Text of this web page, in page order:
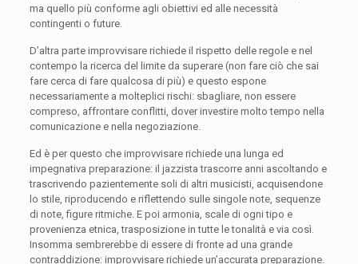
ma quello più conforme agli obiettivi ed alle necessità
contingenti o future.
D’altra parte improvvisare richiede il rispetto delle regole e nel
contempo la ricerca del limite da superare (non fare ciò che sai
fare cerca di fare qualcosa di più) e questo espone
necessariamente a molteplici rischi: sbagliare, non essere
compreso, affrontare conflitti, dover investire molto tempo nella
comunicazione e nella negoziazione.
Ed è per questo che improvvisare richiede una lunga ed
impegnativa preparazione: il jazzista trascorre anni ascoltando e
trascrivendo pazientemente soli di altri musicisti, acquisendone
lo stile, riproducendo e riflettendo sulle singole note, sequenze
di note, figure ritmiche. E poi armonia, scale di ogni tipo e
provenienza etnica, trasposizione in tutte le tonalità e via così.
Insomma sembrerebbe di essere di fronte ad una grande
contraddizione: improvvisare richiede un’accurata preparazione.